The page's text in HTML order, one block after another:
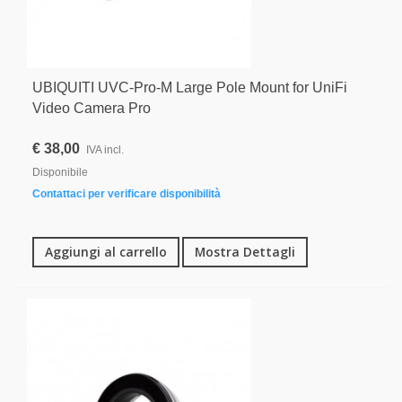
UBIQUITI UVC-Pro-M Large Pole Mount for UniFi
Video Camera Pro
€ 38,00
IVA incl.
Disponibile
Contattaci per verificare disponibilità
Aggiungi al carrello Mostra Dettagli